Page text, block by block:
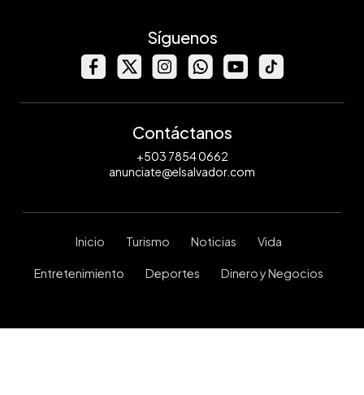
Síguenos
Contáctanos
+503 7854 0662
anunciate@elsalvador.com
Inicio Turismo Noticias Vida
Entretenimiento Deportes Dinero y Negocios